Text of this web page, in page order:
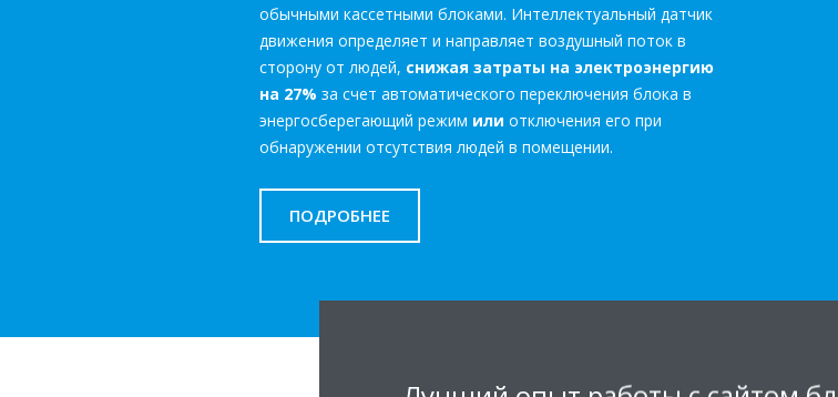
обычными кассетными блоками. Интеллектуальный датчик
движения определяет и направляет воздушный поток в
сторону от людей, снижая затраты на электроэнергию
на 27% за счет автоматического переключения блока в
энергосберегающий режим или отключения его при
обнаружении отсутствия людей в помещении.
ПОДРОБНЕЕ